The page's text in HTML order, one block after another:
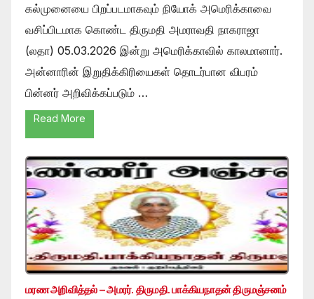
கல்முனையை பிறப்படமாகவும் நியோக் அமெரிக்காவை
வசிப்பிடமாக கொண்ட திருமதி அமராவதி நாகராஜா
(லதா) 05.03.2026 இன்று அமெரிக்காவில் காலமானார்.
அன்னாரின் இறுதிக்கிரியைகள் தொடர்பான விபரம்
பின்னர் அறிவிக்கப்படும் …
Read More
மரண அறிவித்தல் – அமரர். திருமதி. பாக்கியநாதன் திருமஞ்சனம்